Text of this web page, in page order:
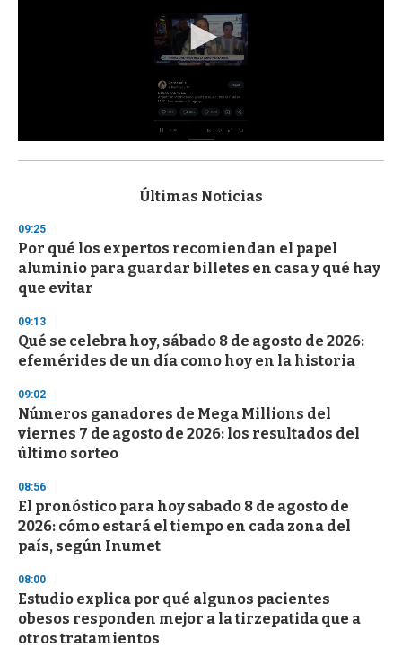
s
d
s
o
f
3
s
e
c
o
d
s
Últimas Noticias
09:25
Por qué los expertos recomiendan el papel
aluminio para guardar billetes en casa y qué hay
que evitar
09:13
Qué se celebra hoy, sábado 8 de agosto de 2026:
efemérides de un día como hoy en la historia
09:02
Números ganadores de Mega Millions del
viernes 7 de agosto de 2026: los resultados del
último sorteo
08:56
El pronóstico para hoy sabado 8 de agosto de
2026: cómo estará el tiempo en cada zona del
país, según Inumet
08:00
Estudio explica por qué algunos pacientes
obesos responden mejor a la tirzepatida que a
otros tratamientos